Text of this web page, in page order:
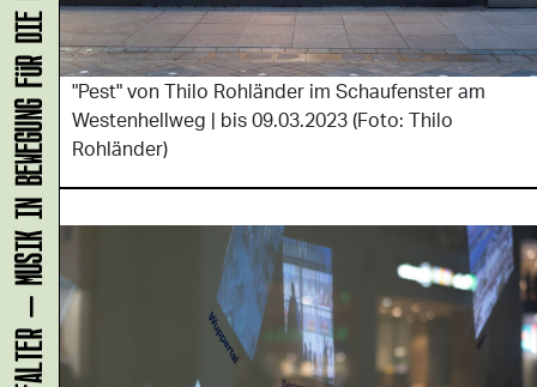
"Pest" von Thilo Rohländer im Schaufenster am
Westenhellweg | bis 09.03.2023 (Foto: Thilo
Rohländer)